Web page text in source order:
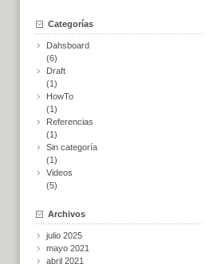
Categorías
Dahsboard
(6)
Draft
(1)
HowTo
(1)
Referencias
(1)
Sin categoría
(1)
Videos
(5)
Archivos
julio 2025
mayo 2021
abril 2021